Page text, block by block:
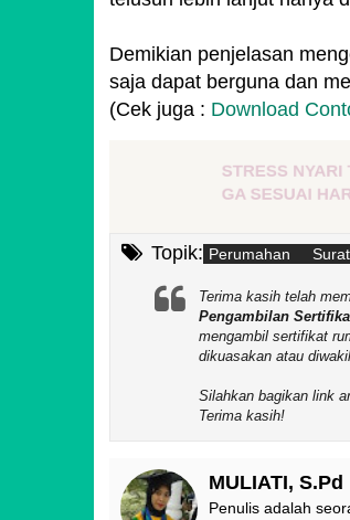
Demikian penjelasan
saja dapat berguna dan
(Cek juga : Download
STRESS NYARI
GA SESUAI
Topik: Perumahan Surat
Terima kasih telah
Pengambilan
mengambil sertifikat
dikuasakan atau
Silahkan bagikan link
Terima kasih!
MULIATI, S.Pd
Penulis adalah